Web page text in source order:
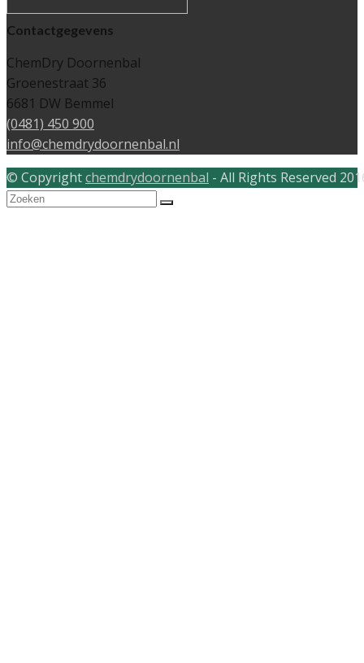
Contactgegevens
ChemDry Doornenbal
Groenestraat 36
6681 DW Bemmel
(0481) 450 900
info@chemdrydoornenbal.nl
© Copyrightchemdrydoornenbal - All Rights Reserved